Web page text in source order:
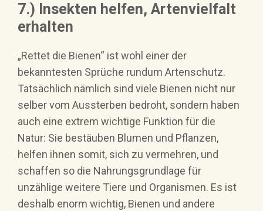
7.) Insekten helfen, Artenvielfalt
erhalten
„Rettet die Bienen“ ist wohl einer der
bekanntesten Sprüche rundum Artenschutz.
Tatsächlich nämlich sind viele Bienen nicht nur
selber vom Aussterben bedroht, sondern haben
auch eine extrem wichtige Funktion für die
Natur: Sie bestäuben Blumen und Pflanzen,
helfen ihnen somit, sich zu vermehren, und
schaffen so die Nahrungsgrundlage für
unzählige weitere Tiere und Organismen. Es ist
deshalb enorm wichtig, Bienen und andere